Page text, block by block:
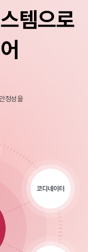
템으로
정성을